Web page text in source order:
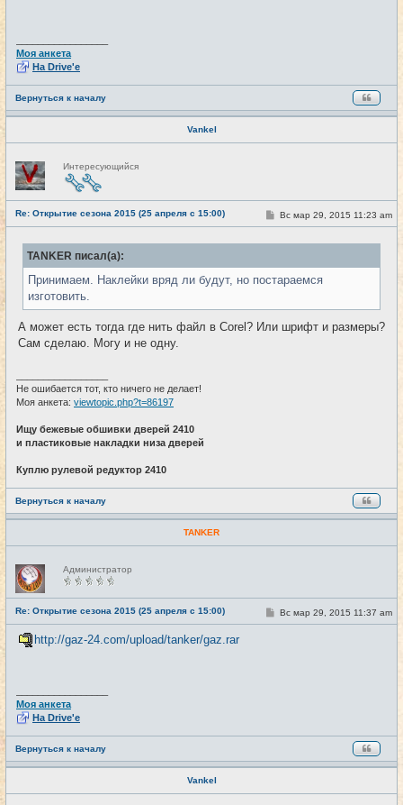
Моя анкета
На Drive'e
Вернуться к началу
Vankel
Н
е
в
с
е
т
и
Интересующийся
Re: Открытие сезона 2015 (25 апреля с 15:00) #22
С
о
б
е
н
Вс мар 29, 2015 11:23 am
TANKER писал(а):
Принимаем. Наклейки вряд ли будут, но постараемся
изготовить.
А может есть тогда где нить файл в Corel? Или шрифт и размеры?
Сам сделаю. Могу и не одну.
Не ошибается тот, кто ничего не делает!
Моя анкета: viewtopic.php?t=86197
Ищу бежевые обшивки дверей 2410
и пластиковые накладки низа дверей
Куплю рулевой редуктор 2410
Вернуться к началу
TANKER
Н
е
в
с
е
т
и
Администратор
Re: Открытие сезона 2015 (25 апреля с 15:00) #23
С
о
Вс мар 29, 2015 11:37 am
http://gaz-24.com/upload/tanker/gaz.rar
Моя анкета
На Drive'e
Вернуться к началу
Vankel